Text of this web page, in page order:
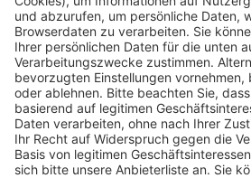
Pässe und Vereinswechsel
Trainerausbildung
Schulungsangebot Vereinsmitarbeiter
BFV-Geschäftsstellen
Trainerbörse
Login SpielPlus